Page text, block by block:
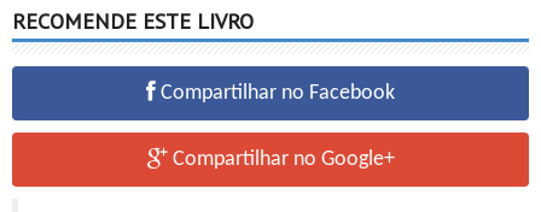
RECOMENDE ESTE LIVRO
Compartilhar no Facebook
Compartilhar no Google+